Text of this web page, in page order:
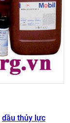
dầu thủy lực